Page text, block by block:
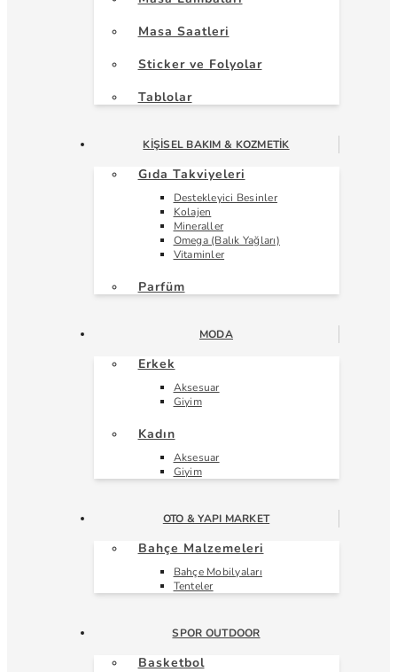
Masa Saatleri
Sticker ve Folyolar
Tablolar
KIŞISEL BAKIM & KOZMETIK
Gıda Takviyeleri
Destekleyici Besinler
Kolajen
Mineraller
Omega (Balık Yağları)
Vitaminler
Parfüm
MODA
Erkek
Aksesuar
Giyim
Kadın
Aksesuar
Giyim
OTO & YAPI MARKET
Bahçe Malzemeleri
Bahçe Mobilyaları
Tenteler
SPOR OUTDOOR
Basketbol